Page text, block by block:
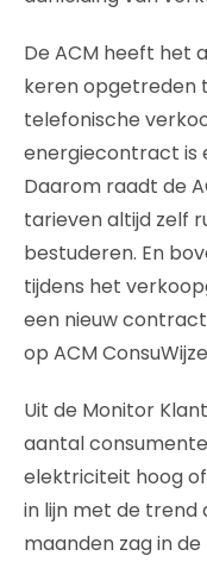
De ACM heeft het
keren opgetreden
telefonische
energiecontract is
Daarom raadt de
tarieven altijd zelf
bestuderen. En
tijdens het
een nieuw
op ACM
Uit de Monitor
aantal
elektriciteit hoog
in lijn met de trend
maanden zag in